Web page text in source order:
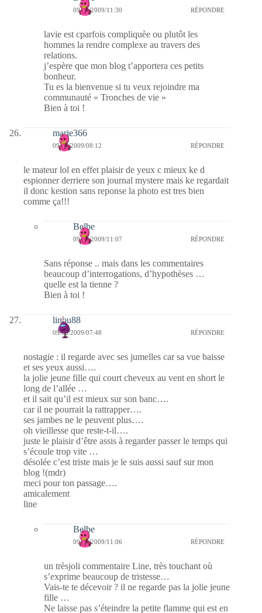
09/08/2009/11:30 RÉPONDRE
lavie est cparfois compliquèe ou plutôt les
hommes la rendre complexe au travers des
relations.
j’espère que mon blog t’apportera ces petits
bonheur.
Tu es la bienvenue si tu veux rejoindre ma
communauté « Tronches de vie »
Bien à toi !
marie366
09/08/2009/08:12 RÉPONDRE
le mateur lol en effet plaisir de yeux c mieux ke d
espionner derriere son journal mystere mais ke regardait
il donc kestion sans reponse la photo est tres bien
comme ça!!!
Belbe
09/08/2009/11:07 RÉPONDRE
Sans réponse .. mais dans les commentaires
beaucoup d’interrogations, d’hypothèses …
quelle est la tienne ?
Bien à toi !
linou88
09/08/2009/07:48 RÉPONDRE
nostagie : il regarde avec ses jumelles car sa vue baisse
et ses yeux aussi….
la jolie jeune fille qui court cheveux au vent en short le
long de l’allée …
et il sait qu’il est mieux sur son banc….
car il ne pourrait la rattrapper….
ses jambes ne le peuvent plus….
oh vieillesse que reste-t-il….
juste le plaisir d’être assis à regarder passer le temps qui
s’écoule trop vite …
désolée c’est triste mais je le suis aussi sauf sur mon
blog !(mdr)
meci pour ton passage….
amicalement
line
Belbe
09/08/2009/11:06 RÉPONDRE
un trèsjoli commentaire Line, très touchant où
s’exprime beaucoup de tristesse…
Vais-te te décevoir ? il ne regarde pas la jolie jeune
fille …
Ne laisse pas s’éteindre la petite flamme qui est en